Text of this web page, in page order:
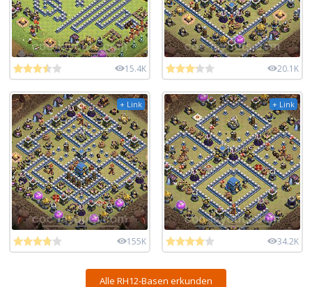
15.4K 20.1K
+ Link
155K
+ Link
34.2K
Alle RH12-Basen erkunden